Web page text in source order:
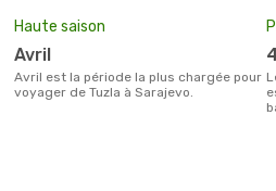
Haute saison
avril
avril est la période la plus chargée pour
voyager de Tuzla à Sarajevo.
Le prix moyen d'un billet Tuzla Sarajevo